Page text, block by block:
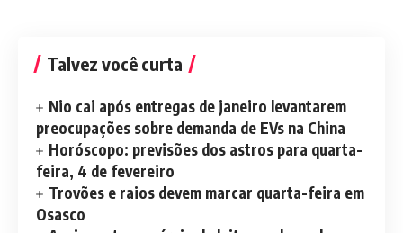
Talvez você curta
Nio cai após entregas de janeiro levantarem
preocupações sobre demanda de EVs na China
Horóscopo: previsões dos astros para quarta-
feira, 4 de fevereiro
Trovões e raios devem marcar quarta-feira em
Osasco